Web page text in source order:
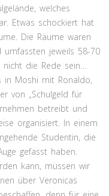
welches
Etwas schockiert hat
Die Räume waren
jeweils 58-70
die Rede sein…
in Moshi mit Ronaldo,
von „Schulgeld für
betreibt und
organisiert. In einem
Studentin, die
gefasst haben.
kann, müssen wir
über Veronicas